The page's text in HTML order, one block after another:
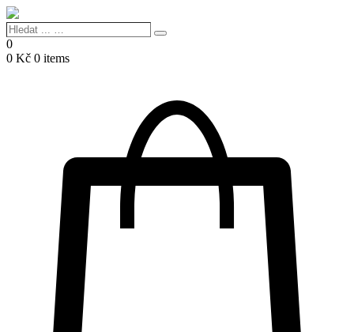
Hledat
...
…
Search
0
0 Kč 0 items